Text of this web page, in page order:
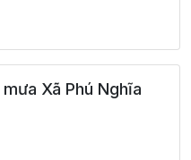
Xã Phú Nghĩa